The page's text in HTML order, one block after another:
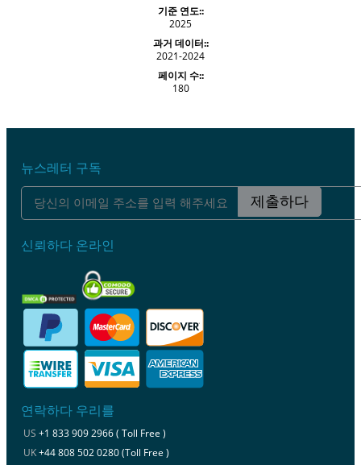
기준 연도::
2025
과거 데이터::
2021-2024
페이지 수::
180
뉴스레터 구독
제출하다
신뢰하다 온라인
연락하다 우리를
US +1 833 909 2966 ( Toll Free )
UK+44 808 502 0280 (Toll Free )